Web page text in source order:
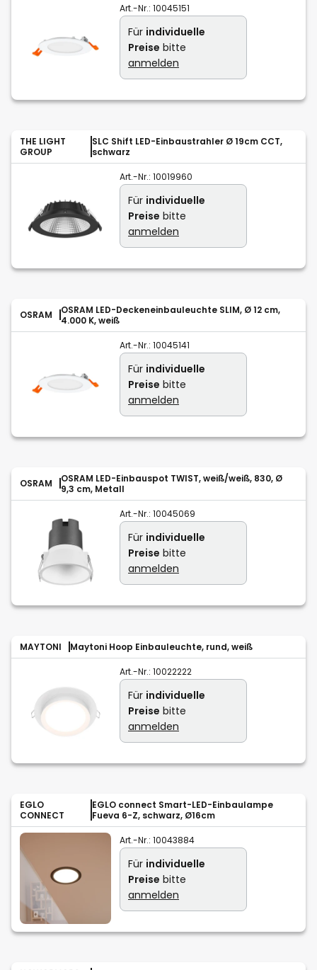
Art.-Nr.: 10045151
Für individuelle
Preise bitte
anmelden
THE LIGHT
GROUP
SLC Shift LED-Einbaustrahler Ø 19cm CCT,
schwarz
Art.-Nr.: 10019960
Für individuelle
Preise bitte
anmelden
OSRAM
OSRAM LED-Deckeneinbauleuchte SLIM, Ø 12 cm,
4.000 K, weiß
Art.-Nr.: 10045141
Für individuelle
Preise bitte
anmelden
OSRAM
OSRAM LED-Einbauspot TWIST, weiß/weiß, 830, Ø
9,3 cm, Metall
Art.-Nr.: 10045069
Für individuelle
Preise bitte
anmelden
MAYTONI Maytoni Hoop Einbauleuchte, rund, weiß
Art.-Nr.: 10022222
Für individuelle
Preise bitte
anmelden
EGLO
CONNECT
EGLO connect Smart-LED-Einbaulampe
Fueva 6-Z, schwarz, Ø16cm
Art.-Nr.: 10043884
Für individuelle
Preise bitte
anmelden